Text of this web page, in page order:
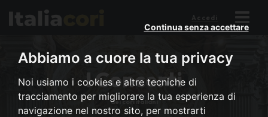
Abbiamo a cuore la tua privacy
Noi usiamo i cookies e altre tecniche di
tracciamento per migliorare la tua esperienza di
navigazione nel nostro sito, per mostrarti
Continua senza accettare
Accedi
I Concerti
dei cori italiani